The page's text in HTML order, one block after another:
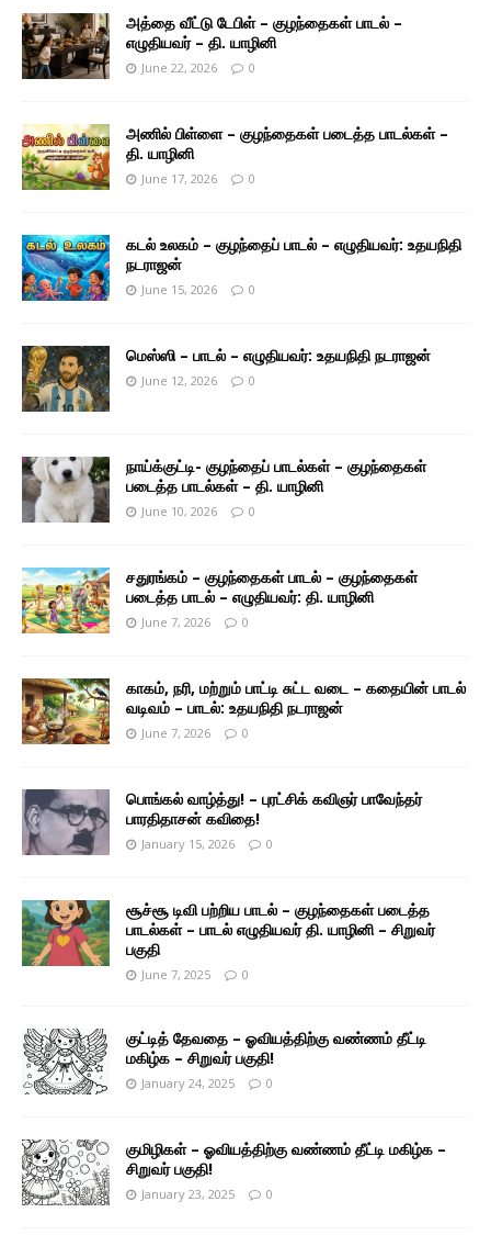
அத்தை வீட்டு டேபிள் – குழந்தைகள் பாடல் –
எழுதியவர் – தி. யாழினி
June 22, 2026 0
அணில் பிள்ளை – குழந்தைகள் படைத்த பாடல்கள் –
தி. யாழினி
June 17, 2026 0
கடல் உலகம் – குழந்தைப் பாடல் – எழுதியவர்: உதயநிதி
நடராஜன்
June 15, 2026 0
மெஸ்ஸி – பாடல் – எழுதியவர்: உதயநிதி நடராஜன்
June 12, 2026 0
நாய்க்குட்டி- குழந்தைப் பாடல்கள் – குழந்தைகள்
படைத்த பாடல்கள் – தி. யாழினி
June 10, 2026 0
சதுரங்கம் – குழந்தைகள் பாடல் – குழந்தைகள்
படைத்த பாடல் – எழுதியவர்: தி. யாழினி
June 7, 2026 0
காகம், நரி, மற்றும் பாட்டி சுட்ட வடை – கதையின் பாடல்
வடிவம் – பாடல்: உதயநிதி நடராஜன்
June 7, 2026 0
பொங்கல் வாழ்த்து! – புரட்சிக் கவிஞர் பாவேந்தர்
பாரதிதாசன் கவிதை!
January 15, 2026 0
சூச்சூ டிவி பற்றிய பாடல் – குழந்தைகள் படைத்த
பாடல்கள் – பாடல் எழுதியவர் தி. யாழினி – சிறுவர்
பகுதி
June 7, 2025 0
குட்டித் தேவதை – ஓவியத்திற்கு வண்ணம் தீட்டி
மகிழ்க – சிறுவர் பகுதி!
January 24, 2025 0
குமிழிகள் – ஓவியத்திற்கு வண்ணம் தீட்டி மகிழ்க –
சிறுவர் பகுதி!
January 23, 2025 0